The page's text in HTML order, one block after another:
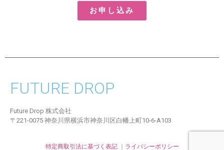
お申し込み
FUTURE DROP
Future Drop 株式会社
〒221-0075 神奈川県横浜市神奈川区白幡上町10-6-A103
特定商取引法に基づく表記｜ ライバシーポリシー